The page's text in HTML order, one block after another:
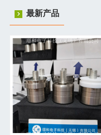
最新产品